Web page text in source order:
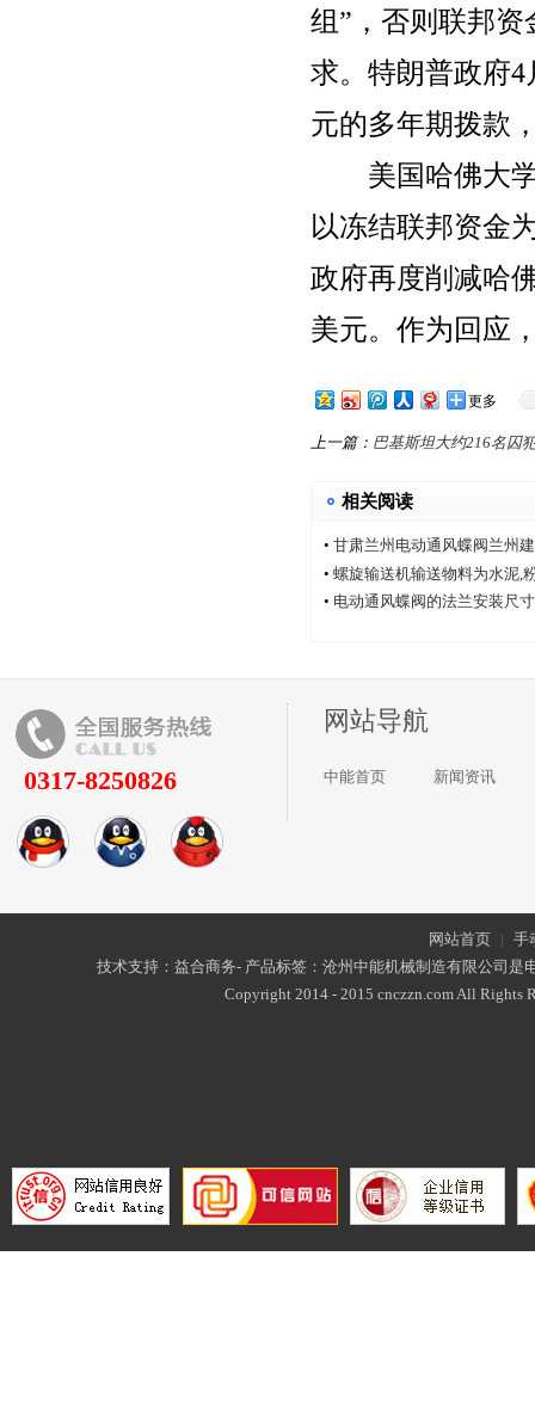
组”，否则联邦
求。特朗普政府
元的多年期拨款
美国哈佛大学4
以冻结联邦资金
政府再度削减哈
美元。作为回应
更多
上一篇： 巴基斯坦大约216名囚
相关阅读
• 甘肃兰州电动通风蝶阀兰州
厂家中能电动通风蝶阀厂
• 螺旋输送机输送物料为水泥,
• 电动通风蝶阀的法兰安装尺寸
0317-8250826
网站导航
中能首页 新闻资讯
网站首页 | 手
技术支持：益合商务- 产品标签：沧州中能机械制造有限公司是
Copyright 2014 - 2015 cnczzn.com All Rights